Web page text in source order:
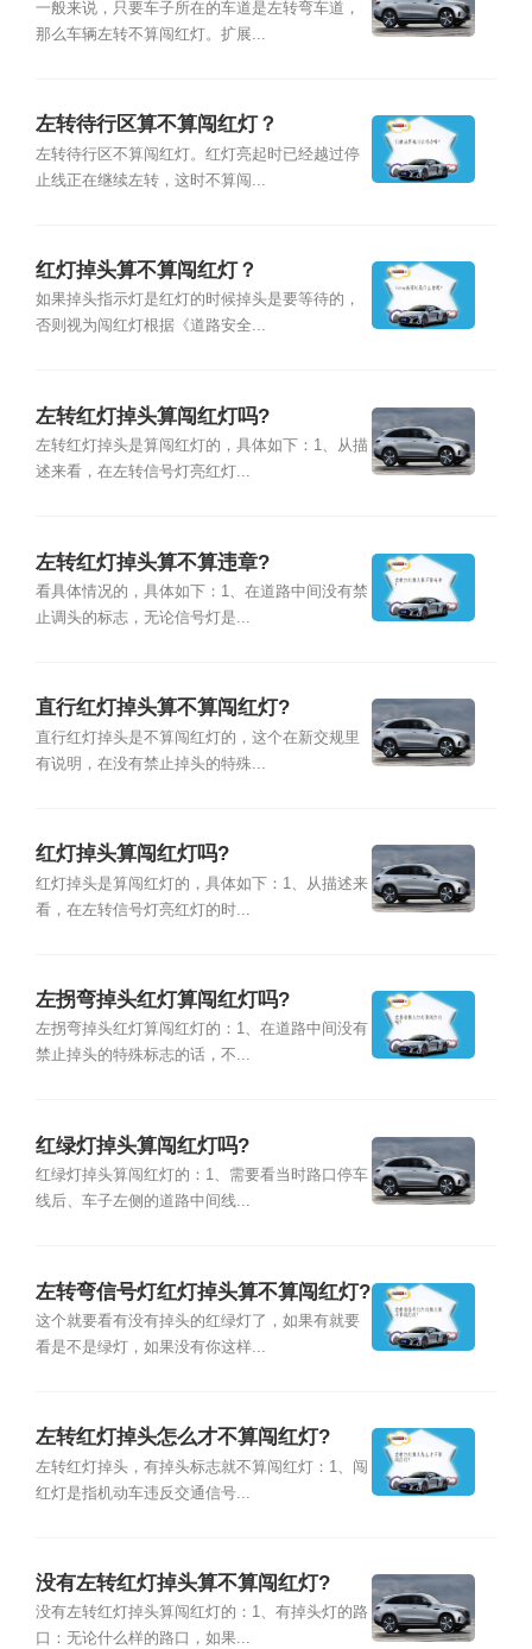
一般来说，只要车子所在的车道是左转弯车道，
那么车辆左转不算闯红灯。扩展...
左转待行区算不算闯红灯？
左转待行区不算闯红灯。红灯亮起时已经越过停
止线正在继续左转，这时不算闯...
红灯掉头算不算闯红灯？
如果掉头指示灯是红灯的时候掉头是要等待的，
否则视为闯红灯根据《道路安全...
左转红灯掉头算闯红灯吗?
左转红灯掉头是算闯红灯的，具体如下：1、从描
述来看，在左转信号灯亮红灯...
左转红灯掉头算不算违章?
看具体情况的，具体如下：1、在道路中间没有禁
止调头的标志，无论信号灯是...
直行红灯掉头算不算闯红灯?
直行红灯掉头是不算闯红灯的，这个在新交规里
有说明，在没有禁止掉头的特殊...
红灯掉头算闯红灯吗?
红灯掉头是算闯红灯的，具体如下：1、从描述来
看，在左转信号灯亮红灯的时...
左拐弯掉头红灯算闯红灯吗?
左拐弯掉头红灯算闯红灯的：1、在道路中间没有
禁止掉头的特殊标志的话，不...
红绿灯掉头算闯红灯吗?
红绿灯掉头算闯红灯的：1、需要看当时路口停车
线后、车子左侧的道路中间线...
左转弯信号灯红灯掉头算不算闯红灯?
这个就要看有没有掉头的红绿灯了，如果有就要
看是不是绿灯，如果没有你这样...
左转红灯掉头怎么才不算闯红灯?
左转红灯掉头，有掉头标志就不算闯红灯：1、闯
红灯是指机动车违反交通信号...
没有左转红灯掉头算不算闯红灯?
没有左转红灯掉头算闯红灯的：1、有掉头灯的路
口：无论什么样的路口，如果...